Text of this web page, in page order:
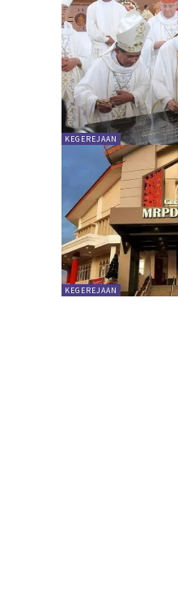
KEGEREJAAN
KEGEREJAAN